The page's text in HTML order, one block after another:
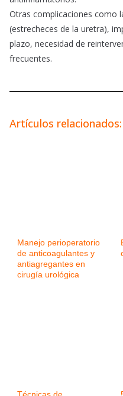
Otras complicaciones como
(estrecheces de la uretra),
plazo, necesidad de
frecuentes.
Artículos relacionados:
Manejo perioperatorio
de anticoagulantes y
antiagregantes en
cirugía urológica